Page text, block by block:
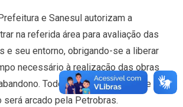
e Sanesul autorizam a
na referida área para avaliação das
e seu entorno, obrigando-se a liberar
necessário à realização das obras
Todo custo para finalidade
será arcado pela Petrobras.